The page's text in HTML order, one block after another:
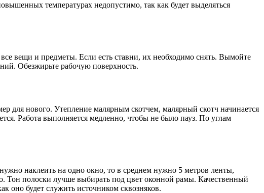
температурах недопустимо, так как будет выделяться
вещи и предметы. Если есть ставни, их необходимо снять. Вымойте
Обезжирьте рабочую поверхность.
для нового. Утепление малярным скотчем, малярный скотч начинается
Работа выполняется медленно, чтобы не было пауз. По углам
наклеить на одно окно, то в среднем нужно 5 метров ленты,
Тон полоски лучше выбирать под цвет оконной рамы. Качественный
оно будет служить источником сквозняков.